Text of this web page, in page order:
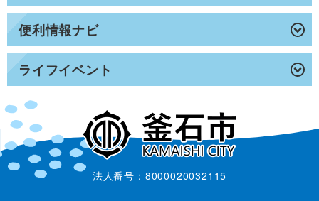
便利情報ナビ
ライフイベント
法人番号：8000020032115